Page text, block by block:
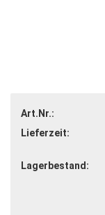
Art.Nr.:
Lieferzeit:
Lagerbestand: